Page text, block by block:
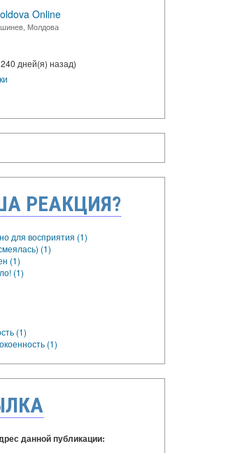
Online
Молдова
дней(я) назад)
РЕАКЦИЯ?
для восприятия (1)
(1)
(1)
(1)
(1)
(1)
данной публикации: